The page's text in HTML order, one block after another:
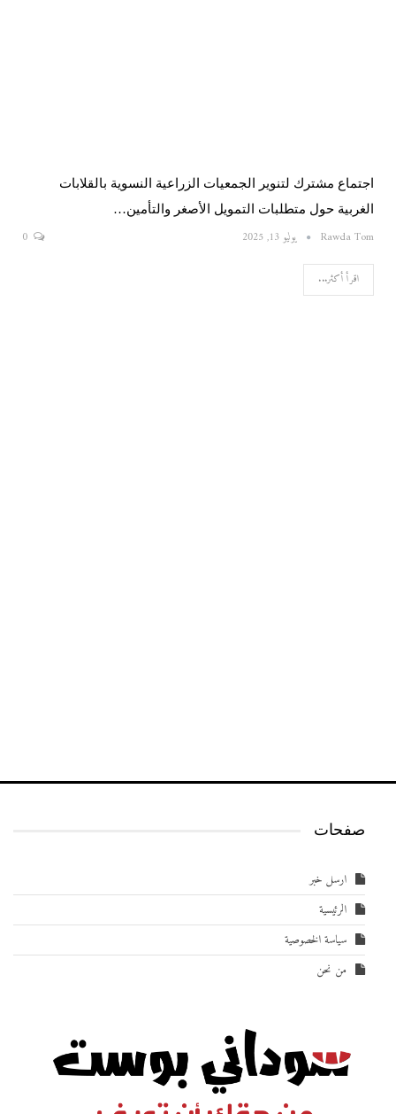
اجتماع مشترك لتنوير الجمعيات الزراعية النسوية بالقلابات
الغربية حول متطلبات التمويل الأصغر والتأمين…
Rawda Tom يوليو 13, 2025
اقرأ أكثر...
صفحات
ارسل خبر
الرئيسية
سياسة الخصوصية
من نحن